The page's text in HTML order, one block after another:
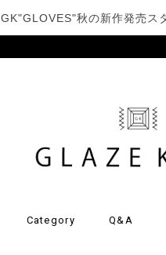
GK"GLOVES"秋の新作発売ス
Category Q&A